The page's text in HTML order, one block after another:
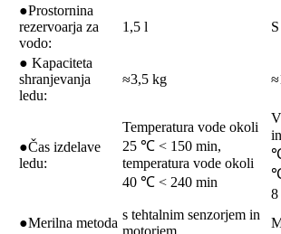
●Prostornina
rezervoarja za
vodo:
1,5 l
● Kapaciteta
shranjevanja
ledu:
≈3,5 kg
●Čas izdelave
ledu:
Temperatura vode okoli
25 ℃ < 150 min,
temperatura vode okoli
40 ℃ < 240 min
●Merilna metoda
s tehtalnim senzorjem in
motorjem